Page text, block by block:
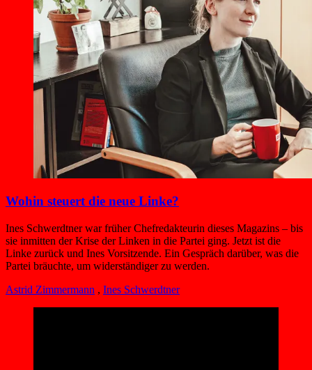
Wohin steuert die neue Linke?
Ines Schwerdtner war früher Chefredakteurin dieses Magazins – bis
sie inmitten der Krise der Linken in die Partei ging. Jetzt ist die
Linke zurück und Ines Vorsitzende. Ein Gespräch darüber, was die
Partei bräuchte, um widerständiger zu werden.
Astrid Zimmermann , Ines Schwerdtner